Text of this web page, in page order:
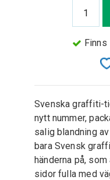
Finns
Svenska graffiti-
nytt nummer,
salig blandning
bara Svensk
händerna på,
sidor fulla med